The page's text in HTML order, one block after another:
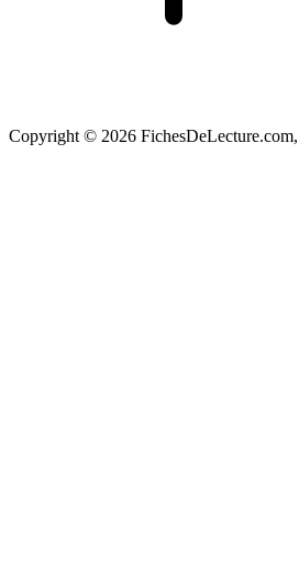
Copyright © 2026 FichesDeLecture.com,